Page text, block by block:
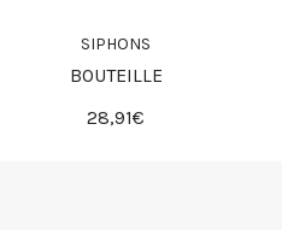
SIPHONS
BOUTEILLE
28,91€